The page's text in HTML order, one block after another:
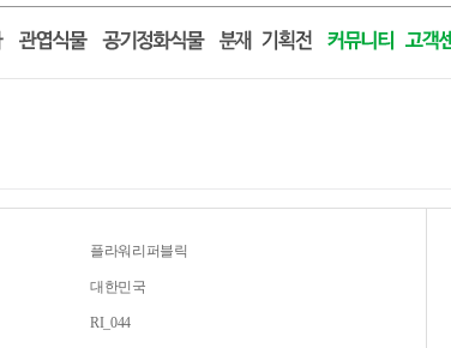
플라워리퍼블릭
대한민국
RI_044